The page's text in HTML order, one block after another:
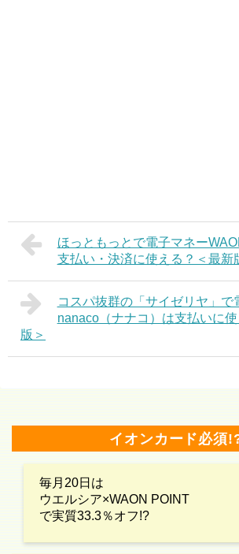
ほっともっとで電子マネー
支払い・決済に使える？＜最新
コスパ抜群の「サイゼリヤ」で
nanaco（ナナコ）は支払いに
版＞
イオンカード必須
毎月20日は
ウエルシア×WAON POINT
で実質33.3％オフ!?